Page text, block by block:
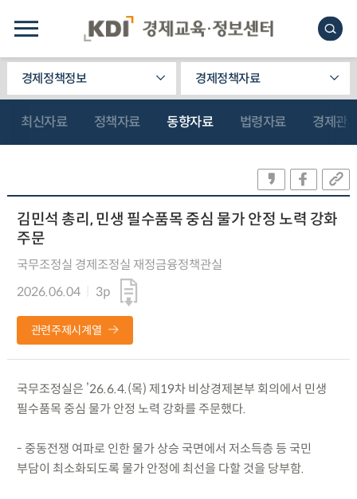
경제정책정보 경제정책자료
최신자료 정책자료 동향자료 법령자료 경제관
김민석 총리, 민생 필수품목 중심 물가 안정 노력 강화
주문
국무조정실 경제조정실 재정금융정책관실
2026.06.04
3p
관련주제시계열
국무조정실은 ’26.6.4.(목) 제19차 비상경제본부 회의에서 민생
필수품목 중심 물가 안정 노력 강화를 주문했다.
- 중동전쟁 여파로 인한 물가 상승 국면에서 저소득층 등 국민
부담이 최소화되도록 물가 안정에 최선을 다할 것을 당부함.